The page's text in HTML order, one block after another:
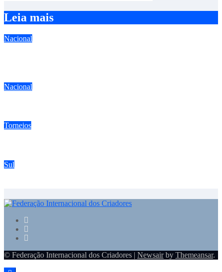
Leia mais
Nacional
Nacional
Torneios
Sul
© Federação Internacional dos Criadores | Newsairby Themeansar.